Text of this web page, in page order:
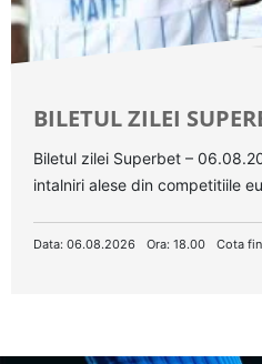
BILETUL ZILEI
Biletul zilei Superbet –
intalniri alese din competitiile
Data: 06.08.2026 Ora: 18.00 Cota